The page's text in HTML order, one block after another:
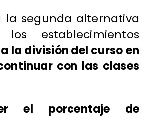
la segunda alternativa
los establecimientos
la división del curso en
con las clases
el porcentaje de